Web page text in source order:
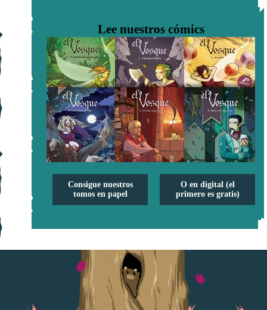
Lee nuestros cómics
Consigue nuestros
tomos en papel
O en digital (el
primero es gratis)